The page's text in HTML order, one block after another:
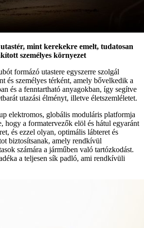
mint kerekekre emelt, tudatosan
személyes környezet
formázó utastere egyszerre szolgál
és személyes térként, amely bővelkedik a
és a fenntartható anyagokban, így segítve
utazási élményt, illetve életszemléletet.
elektromos, globális moduláris platformja
hogy a formatervezők elöl és hátul egyaránt
és ezzel olyan, optimális lábteret és
biztosítsanak, amely rendkívül
számára a járműben való tartózkodást.
a teljesen sík padló, ami rendkívüli